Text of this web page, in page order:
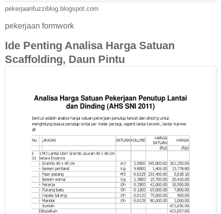
pekerjaanfuzziblog.blogspot.com
pekerjaan formwork
Ide Penting Analisa Harga Satuan
Scaffolding, Daun Pintu